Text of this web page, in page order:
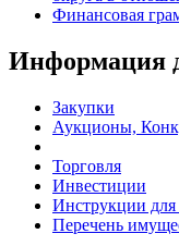
Финансовая
Информация
Закупки
Аукционы,
Торговля
Инвестиции
Инструкции для
Перечень